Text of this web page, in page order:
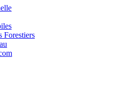
Forestiers